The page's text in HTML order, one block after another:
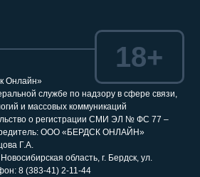
Онлайн»
службе по надзору в сфере связи,
и массовых коммуникаций
о регистрации СМИ ЭЛ № ФС 77 –
ООО «БЕРДСК ОНЛАЙН»
Г.А.
область, г. Бердск, ул.
8 (383-41) 2-11-44
18+